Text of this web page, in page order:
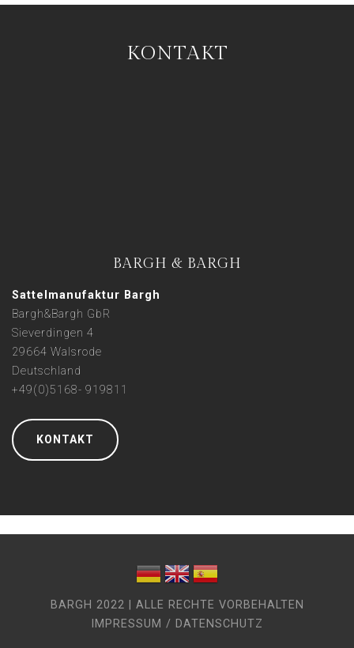
KONTAKT
BARGH & BARGH
Sattelmanufaktur Bargh
Bargh&Bargh GbR
Sieverdingen 4
29664 Walsrode
Deutschland
+49(0)5168- 919811
KONTAKT
BARGH 2022 | ALLE RECHTE VORBEHALTEN
IMPRESSUM / DATENSCHUTZ